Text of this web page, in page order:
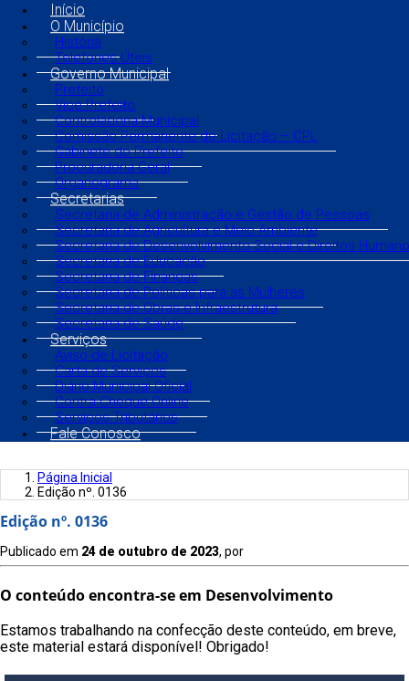
Início
O Município
História
Telefones Úteis
Governo Municipal
Prefeito
Vice Prefeito
Controladoria Municipal
Comissão Permanente de Licitação – CPL
Gabinete do Prefeito
Procuradoria Geral
Organograma
Secretarias
Secretaria de Administração e Gestão de Pessoas
Secretaria de Agricultura e Meio Ambiente
Secretaria de Desenvolvimento Social e Direitos
Secretaria de Educação
Secretaria de Finanças
Secretaria de Políticas para as Mulheres
Secretaria de Obras e Infraestrutura
Secretaria de Saúde
Serviços
Aviso de Licitação
Carta de Serviços
Diário Municipal Oficial
Contra Cheque Online
Serviços Tributários
Fale Conosco
Página Inicial
Edição nº. 0136
Edição nº. 0136
Publicado em 24 de outubro de 2023, por
O conteúdo encontra-se em Desenvolvimento
Estamos trabalhando na confecção deste conteúdo, em breve,
este material estará disponível! Obrigado!